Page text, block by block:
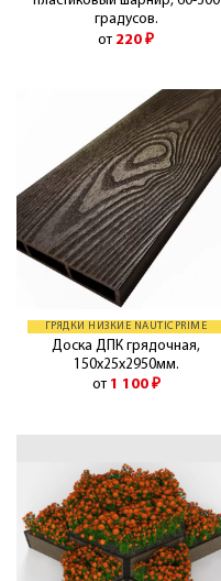
градусов.
от 220 ₽
ГРЯДКИ НИЗКИЕ NAUTICPRIME
Доска ДПК грядочная,
150х25х2950мм.
от 1 100 ₽